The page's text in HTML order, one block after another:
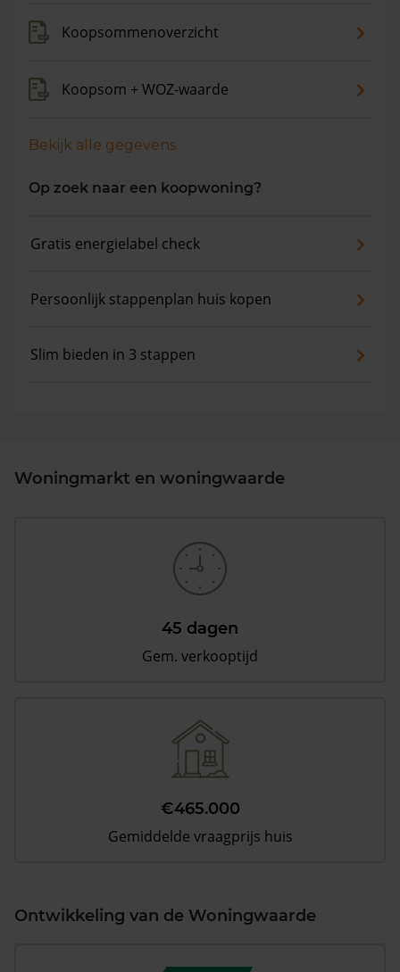
Koopsommenoverzicht
Koopsom + WOZ-waarde
Bekijk alle gegevens
Op zoek naar een koopwoning?
Gratis energielabel check
Persoonlijk stappenplan huis kopen
Slim bieden in 3 stappen
Woningmarkt en woningwaarde
45 dagen
Gem. verkooptijd
€465.000
Gemiddelde vraagprijs huis
Ontwikkeling van de Woningwaarde